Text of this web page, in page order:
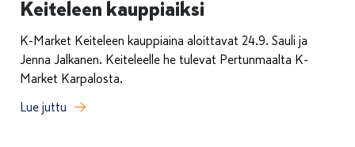
Keiteleen kauppiaiksi
K-Market Keiteleen kauppiaina aloittavat 24.9. Sauli ja
Jenna Jalkanen. Keiteleelle he tulevat Pertunmaalta K-
Market Karpalosta.
Lue juttu